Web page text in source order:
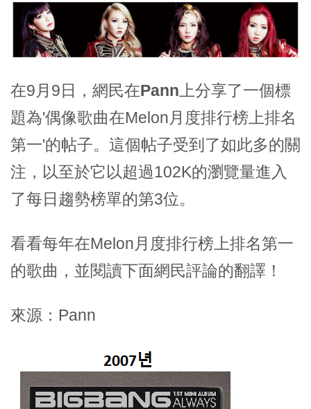
在9月9日，網民在Pann 上分享了一個標
題為'偶像歌曲在Melon月度排行榜上排名
第一'的帖子。這個帖子受到了如此多的關
注，以至於它以超過102K的瀏覽量進入
了每日趨勢榜單的第3位。
看看每年在Melon月度排行榜上排名第一
的歌曲，並閱讀下面網民評論的翻譯！
來源：Pann